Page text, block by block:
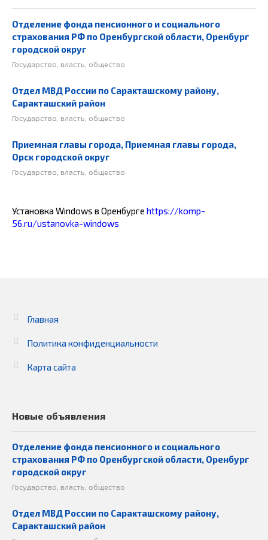
Отделение фонда пенсионного и социального
страхования РФ по Оренбургской области, Оренбург
городской округ
Государство, власть, общество
Отдел МВД России по Саракташскому району,
Саракташский район
Государство, власть, общество
Приемная главы города, Приемная главы города,
Орск городской округ
Государство, власть, общество
Установка Windows в Оренбурге https://komp-
56.ru/ustanovka-windows
Главная
Политика конфиденциальности
Карта сайта
Новые объявления
Отделение фонда пенсионного и социального
страхования РФ по Оренбургской области, Оренбург
городской округ
Государство, власть, общество
Отдел МВД России по Саракташскому району,
Саракташский район